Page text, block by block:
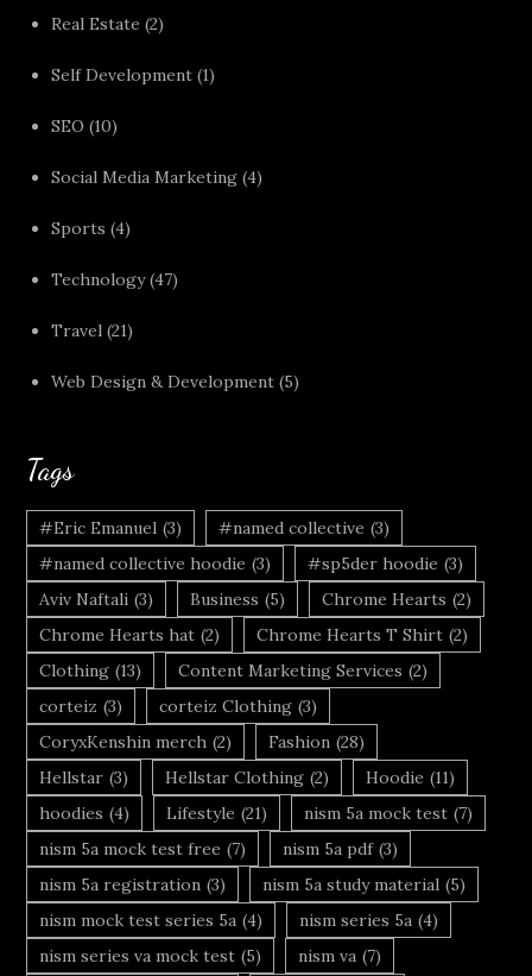
Real Estate (2)
Self Development (1)
SEO (10)
Social Media Marketing (4)
Sports (4)
Technology(47)
Travel (21)
Web Design & Development (5)
Tags
#Eric Emanuel (3) #named collective (3)
#named collective hoodie (3) #sp5der hoodie (3)
Aviv Naftali (3) Business (5) Chrome Hearts (2)
Chrome Hearts hat (2) Chrome Hearts T Shirt (2)
Clothing (13) Content Marketing Services (2)
corteiz (3) corteiz Clothing (3)
CoryxKenshin merch (2) Fashion (28)
Hellstar (3) Hellstar Clothing (2) Hoodie (11)
hoodies (4) Lifestyle (21) nism 5a mock test (7)
nism 5a mock test free (7) nism 5a pdf (3)
nism 5a registration (3) nism 5a study material (5)
nism mock test series 5a (4) nism series 5a (4)
nism series va mock test (5) nism va (7)